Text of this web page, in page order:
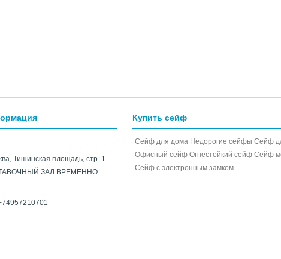
Тишинская площадь, стр. 1
ЗАЛ ВРЕМЕННО
Купить сейф
Сейф для дома Недорогие сейфы Сейф
Офисный сейф Огнестойкий сейф Сейф
Cейф с электронным замком